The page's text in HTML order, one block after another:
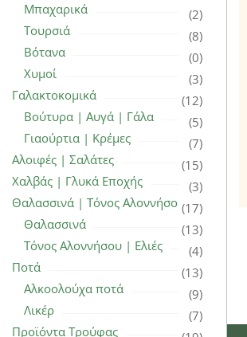
Μπαχαρικά
(2)
Τουρσιά
(8)
Βότανα
(0)
Χυμοί
(3)
Γαλακτοκομικά
(12)
Βούτυρα | Αυγά | Γάλα
(5)
Γιαούρτια | Κρέμες
(7)
Αλοιφές | Σαλάτες
(15)
Χαλβάς | Γλυκά Εποχής
(3)
Θαλασσινά | Τόνος Αλοννήσου(17)
Θαλασσινά
(13)
Τόνος Αλοννήσου | Ελιές
(4)
Ποτά
(13)
Αλκοολούχα ποτά
(9)
Λικέρ
(7)
Προϊόντα Τρούφας